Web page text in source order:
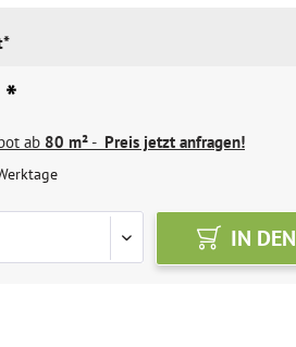
ab 80 m²- Preis jetzt anfragen!
IN DEN